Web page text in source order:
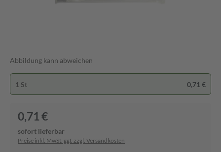
Abbildung kann abweichen
1 St 0,71 €
0,71 €
sofort lieferbar
Preise inkl. MwSt. ggf. zzgl. Versandkosten